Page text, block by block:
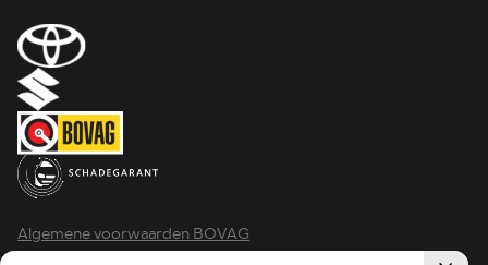
Algemene voorwaarden BOVAG